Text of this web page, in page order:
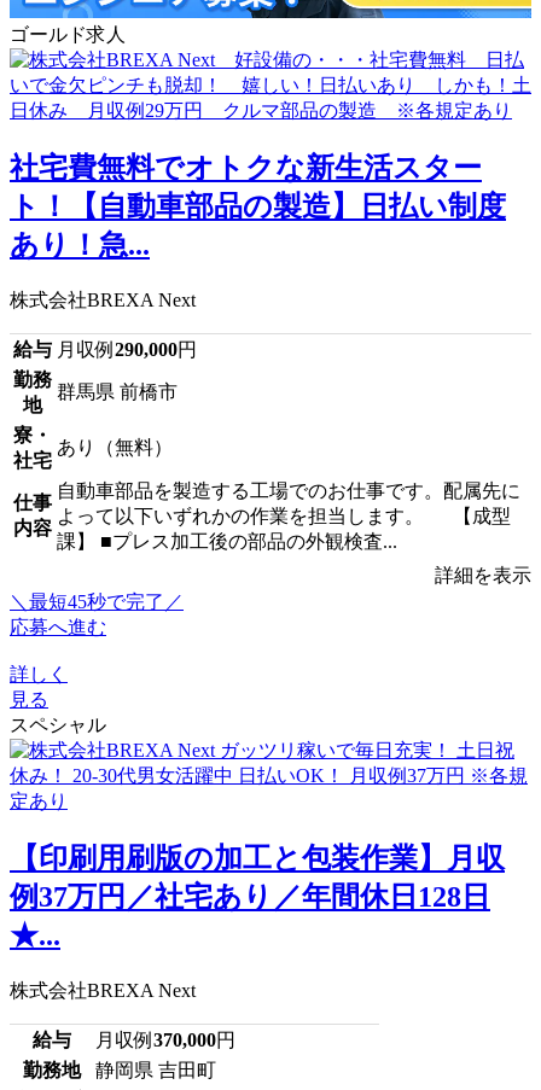
ゴールド求人
社宅費無料でオトクな新生活スター
ト！【自動車部品の製造】日払い制度
あり！急...
株式会社BREXA Next
給与 月収例 290,000円
勤務
地
群馬県 前橋市
寮・
社宅
あり（無料）
仕事
内容
自動車部品を製造する工場でのお仕事です。配属先に
よって以下いずれかの作業を担当します。 【成型
課】 ■プレス加工後の部品の外観検査...
詳細を表示
＼最短45秒で完了／
応募へ進む
詳しく
見る
スペシャル
【印刷用刷版の加工と包装作業】月収
例37万円／社宅あり／年間休日128日
★...
株式会社BREXA Next
給与 月収例 370,000円
勤務地
静岡県 吉田町